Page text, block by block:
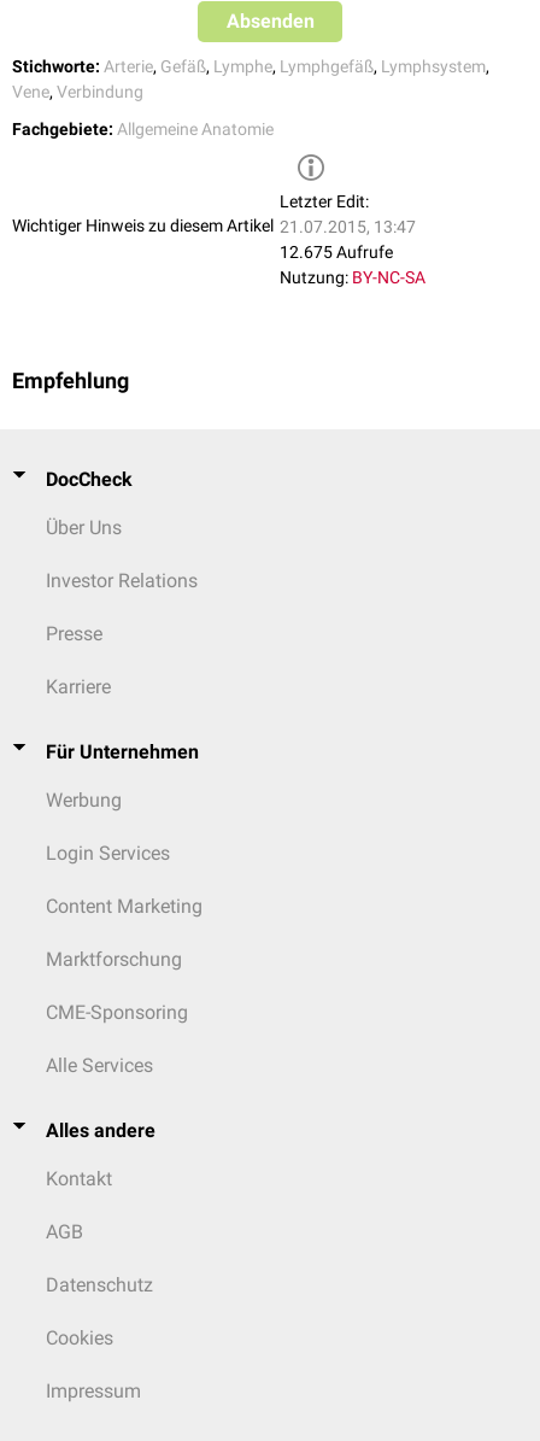
Absenden
Stichworte: Arterie, Gefäß, Lymphe, Lymphgefäß, Lymphsystem,
Vene, Verbindung
Fachgebiete: Allgemeine Anatomie
Wichtiger Hinweis zu diesem Artikel
Letzter Edit:
21.07.2015, 13:47
12.675 Aufrufe
Nutzung: BY-NC-SA
Empfehlung
DocCheck
Über Uns
Investor Relations
Presse
Karriere
Für Unternehmen
Werbung
Login Services
Content Marketing
Marktforschung
CME-Sponsoring
Alle Services
Alles andere
Kontakt
AGB
Datenschutz
Cookies
Impressum